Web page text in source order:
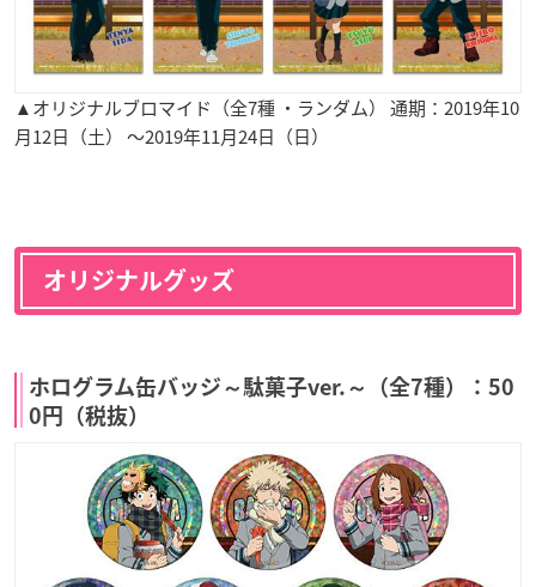
▲オリジナルブロマイド（全7種 ・ランダム） 通期：2019年10
月12日（土） ～2019年11月24日（日）
オリジナルグッズ
ホログラム缶バッジ～駄菓子ver.～（全7種）：50
0円（税抜）